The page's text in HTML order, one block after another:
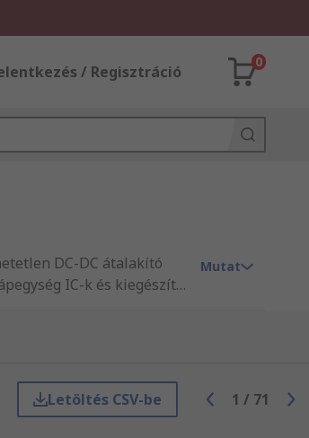
/ Regisztráció
0
DC-DC átalakító
IC-k és kiegészítő
amennyiben
szintű minőségi
szabványait
tegyen szert, és
Mutat
Letöltés CSV-be 1 / 71